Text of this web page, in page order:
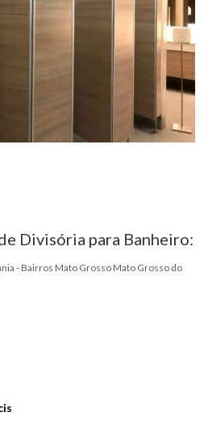
Divisória para Banheiro:
- Bairros Mato Grosso Mato Grosso do